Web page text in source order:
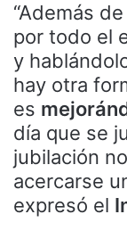
“Además
por todo el
y
hay otra
es
día que se
jubilación
acercarse
expresó el